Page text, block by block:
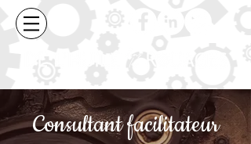
Consultant facilitateur